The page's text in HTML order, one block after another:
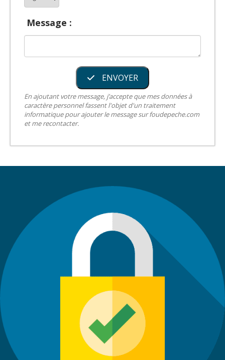
Message :
ENVOYER
En ajoutant votre message, j’accepte que mes données à
caractère personnel fassent l'objet d'un traitement
informatique pour ajouter le message sur foudepeche.com
et me recontacter.